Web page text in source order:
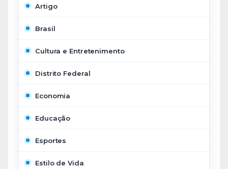
Artigo
Brasil
Cultura e Entretenimento
Distrito Federal
Economia
Educação
Esportes
Estilo de Vida